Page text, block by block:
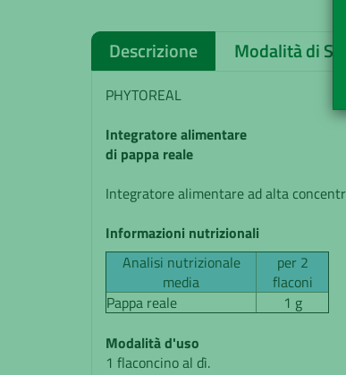
Descrizione Modalità di
PHYTOREAL
Integratore alimentare
di pappa reale
Integratore alimentare ad alta
Informazioni nutrizionali
Analisi nutrizionale
media
per 2
flaconi
Pappa reale
1 g
Modalità d'uso
1 flaconcino al dì.